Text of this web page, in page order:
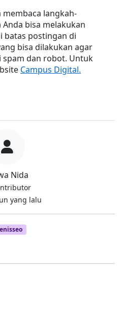
Nida
yang lalu
langkah-
bisa melakukan
batas postingan di
bisa dilakukan agar
dan robot. Untuk
Campus Digital.